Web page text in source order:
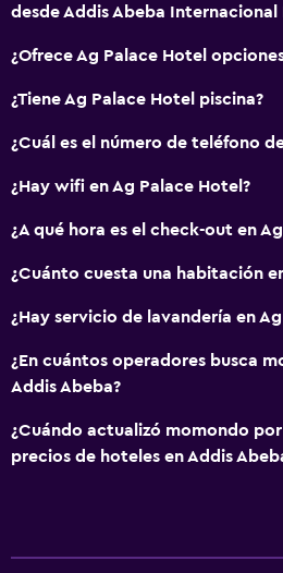
desde Addis Abeba Internacional
¿Ofrece Ag Palace Hotel
¿Tiene Ag Palace Hotel piscina?
¿Cuál es el número de teléfono
¿Hay wifi en Ag Palace Hotel?
¿A qué hora es el check-out en
¿Cuánto cuesta una habitación
¿Hay servicio de lavandería en
¿En cuántos operadores busca
Addis Abeba?
¿Cuándo actualizó momondo
precios de hoteles en Addis